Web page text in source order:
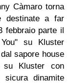
Càmaro torna
destinate a far
febbraio parte il
su Kluster
sapore house
Kluster con
sicura dinamite